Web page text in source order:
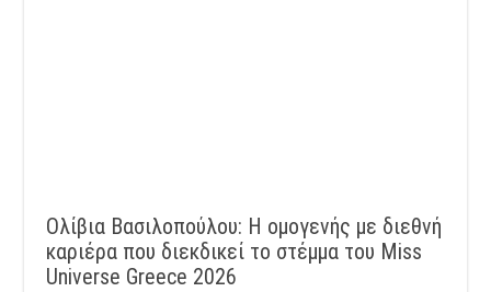
Ολίβια Βασιλοπούλου: Η ομογενής με διεθνή
καριέρα που διεκδικεί το στέμμα του Miss
Universe Greece 2026